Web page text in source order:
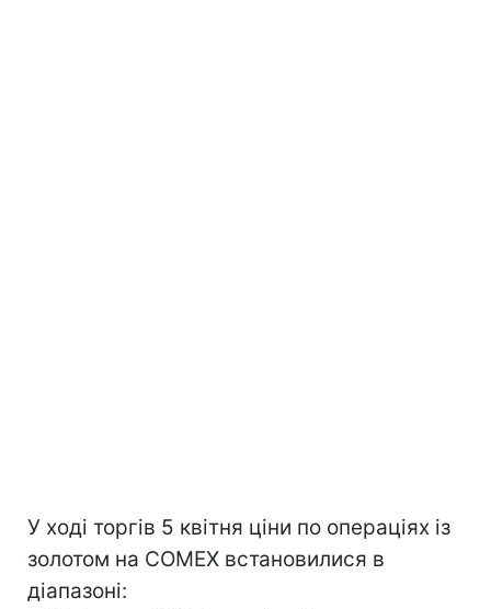
У ході торгів 5 квітня ціни по операціях із
золотом на COMEX встановилися в
діапазоні: